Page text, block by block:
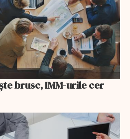
brusc, IMM-urile cer